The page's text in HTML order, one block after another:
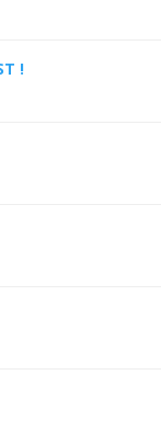
!